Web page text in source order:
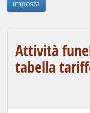
Attività
tabella